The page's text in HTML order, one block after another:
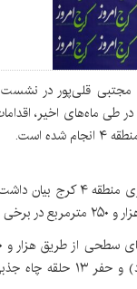
مجتبی قلی‌پور در
طی ماه‌های اخیر،
است.
معاون امور عمرانی و
نعمتی و امام